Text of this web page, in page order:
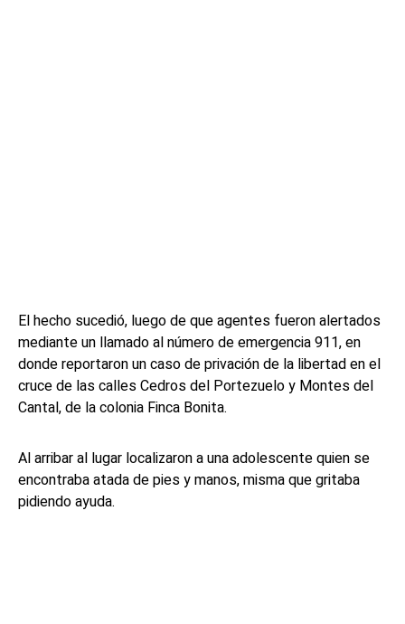
El hecho sucedió, luego de que agentes fueron alertados
mediante un llamado al número de emergencia 911, en
donde reportaron un caso de privación de la libertad en el
cruce de las calles Cedros del Portezuelo y Montes del
Cantal, de la colonia Finca Bonita.
Al arribar al lugar localizaron a una adolescente quien se
encontraba atada de pies y manos, misma que gritaba
pidiendo ayuda.